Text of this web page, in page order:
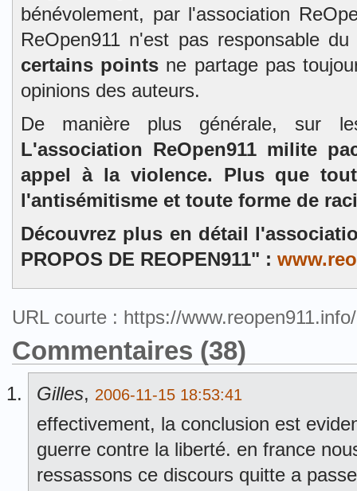
bénévolement, par l'association
ReOpen911 n'est pas responsable
certains points ne partage pas
opinions des auteurs.
De manière plus générale, sur
L'association ReOpen911 milite
appel à la violence. Plus que
l'antisémitisme et toute forme de
Découvrez plus en détail
PROPOS DE REOPEN911" :
URL courte : https://
Commentaires (38)
Gilles, 2006-11-15 18:53:41
effectivement, la conclusion est
guerre contre la liberté. en france
ressassons ce discours quitte a